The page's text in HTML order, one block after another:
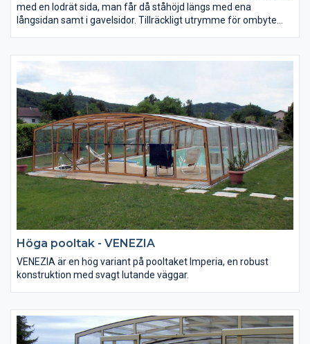
med en lodrät sida, man får då ståhöjd längs med ena
långsidan samt i gavelsidor. Tillräckligt utrymme för ombyte
Höga pooltak - VENEZIA
VENEZIA är en hög variant på pooltaket Imperia, en robust
konstruktion med svagt lutande väggar.